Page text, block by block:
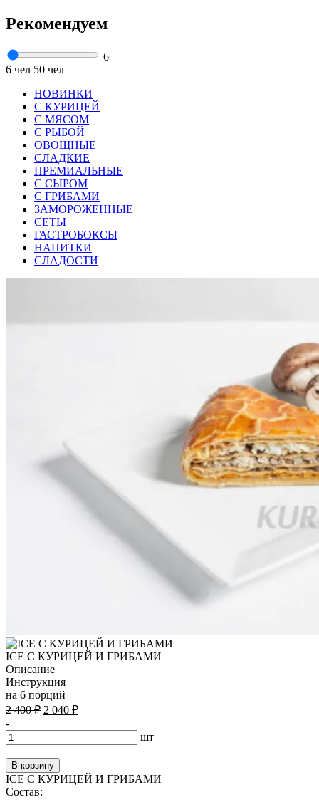
Рекомендуем
6
6 чел 50 чел
НОВИНКИ
С КУРИЦЕЙ
С МЯСОМ
С РЫБОЙ
ОВОЩНЫЕ
СЛАДКИЕ
ПРЕМИАЛЬНЫЕ
С СЫРОМ
С ГРИБАМИ
ЗАМОРОЖЕННЫЕ
СЕТЫ
ГАСТРОБОКСЫ
НАПИТКИ
СЛАДОСТИ
ICE С КУРИЦЕЙ И ГРИБАМИ
Описание
Инструкция
на 6 порций
2 400₽ Первоначальная
составляла
2
400 ₽.
2 040 ₽Текущая
2
040 ₽.
-
шт
+
В корзину
ICE С КУРИЦЕЙ И ГРИБАМИ
Состав: